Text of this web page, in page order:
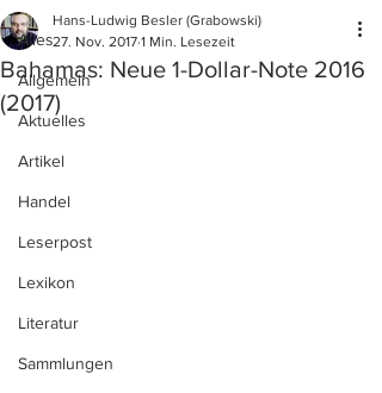
Alles
Allgemein
Aktuelles
Artikel
Handel
Leserpost
Lexikon
Literatur
Sammlungen
Bahamas: Neue 1-Dollar-Note 2016
(2017)
Hans-Ludwig Besler (Grabowski)
27. Nov. 2017 1 Min. Lesezeit